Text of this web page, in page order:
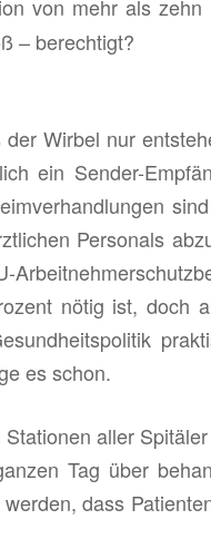
von mehr als
– be­rech­tigt?
Wir­bel nur
ein Sen­der-
Per­so­nals
nötig ist, doch
es schon.
aller
Tag über
dass